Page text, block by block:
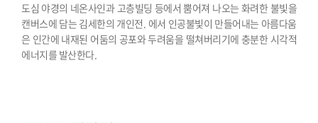
도심 야경의 네온사인과 고층빌딩 등에서 뿜어져 나오는 화려한 불빛을
캔버스에 담는 김세한의 개인전. 에서 인공불빛이 만들어내는 아름다움
은 인간에 내재된 어둠의 공포와 두려움을 떨쳐버리기에 충분한 시각적
에너지를 발산한다.